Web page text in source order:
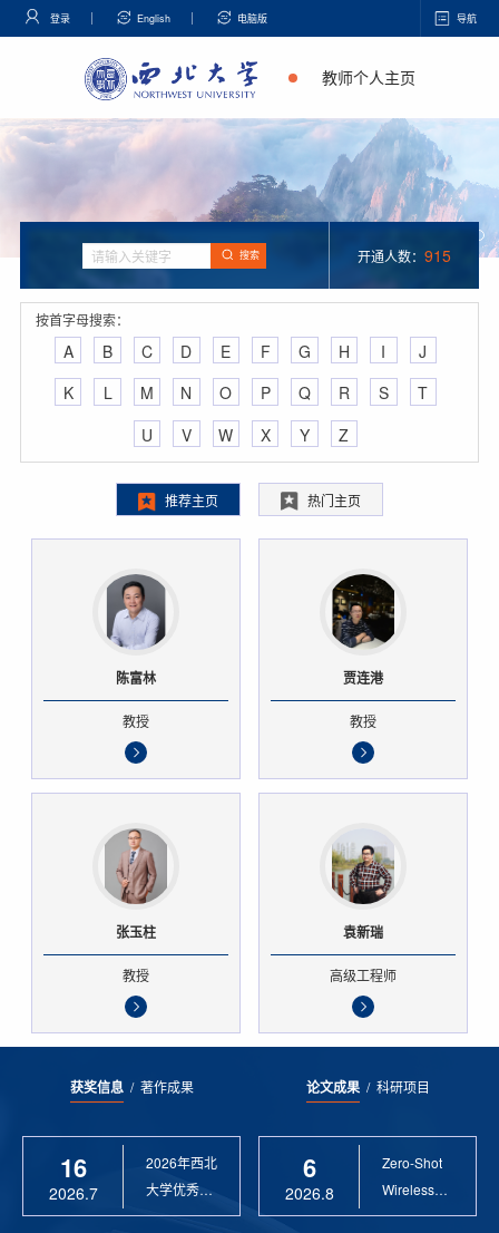
登录 English 电脑版 导航
教师个人主页
搜索 开通人数： 915
按首字母搜索：
A B C D E F G H I
J
K
L M N O P Q R S
T
U
V W X Y Z
推荐主页 热门主页
陈富林
教授
贾连港
教授
张玉柱
教授
袁新瑞
高级工程师
获奖信息/ 著作成果
16
2026.7
2026年西北
大学优秀硕
士论文指导
论文成果/ 科研项目
6
2026.8
Zero-Shot
Wireless
Sensor